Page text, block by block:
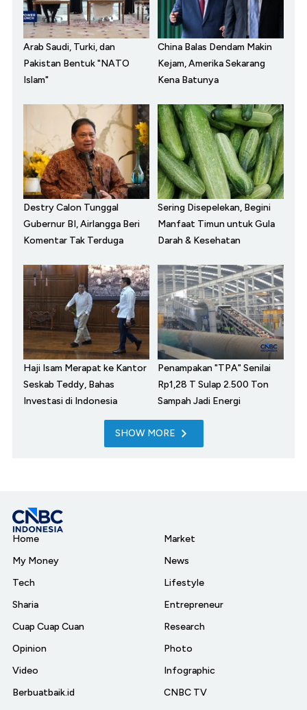
Arab Saudi, Turki, dan
Pakistan Bentuk "NATO
Islam"
China Balas Dendam Makin
Kejam, Amerika Sekarang
Kena Batunya
Destry Calon Tunggal
Gubernur BI, Airlangga Beri
Komentar Tak Terduga
Sering Disepelekan, Begini
Manfaat Timun untuk Gula
Darah & Kesehatan
Haji Isam Merapat ke Kantor
Seskab Teddy, Bahas
Investasi di Indonesia
Penampakan "TPA" Senilai
Rp1,28 T Sulap 2.500 Ton
Sampah Jadi Energi
SHOW MORE
Home
My Money
Tech
Sharia
Cuap Cuap Cuan
Opinion
Video
Berbuatbaik.id
Market
News
Lifestyle
Entrepreneur
Research
Photo
Infographic
CNBC TV